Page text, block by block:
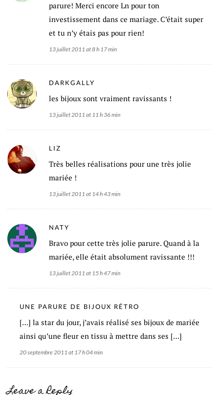
parure! Merci encore Ln pour ton
investissement dans ce mariage. C’était super
et tu n’y étais pas pour rien!
13 juillet 2011 at 8 h 17 min
DARKGALLY
les bijoux sont vraiment ravissants !
13 juillet 2011 at 11 h 36 min
LIZ
Très belles réalisations pour une très jolie
mariée !
13 juillet 2011 at 14 h 43 min
NATY
Bravo pour cette très jolie parure. Quand à la
mariée, elle était absolument ravissante !!!
13 juillet 2011 at 15 h 47 min
UNE PARURE DE BIJOUX RÉTRO
[…] la star du jour, j’avais réalisé ses bijoux de mariée
ainsi qu’une fleur en tissu à mettre dans ses […]
20 septembre 2011 at 17 h 04 min